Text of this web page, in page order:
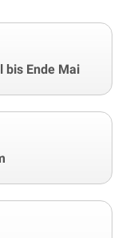
bis Ende Mai